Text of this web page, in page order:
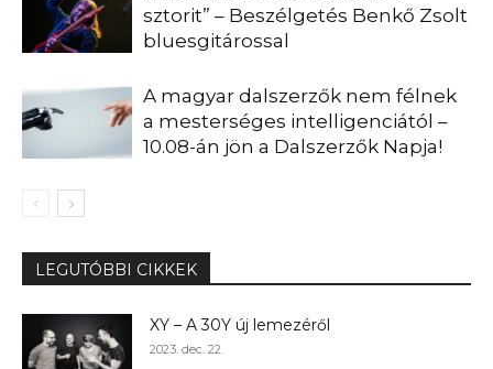
sztorit” – Beszélgetés Benkő Zsolt
bluesgitárossal
A magyar dalszerzők nem félnek
a mesterséges intelligenciától –
10.08-án jön a Dalszerzők Napja!
LEGUTÓBBI CIKKEK
XY – A 30Y új lemezéről
2023. dec. 22.